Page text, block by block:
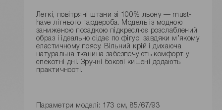
Легкі, повітряні штани зі 100% льону — must-
have літнього гардероба. Модель із модною
заниженою посадкою підкреслює розслаблений
образ і ідеально сідає по фігурі завдяки м’якому
еластичному поясу. Вільний крій і дихаюча
натуральна тканина забезпечують комфорт у
спекотні дні. Зручні бокові кишені додають
практичності.
Параметри моделі: 173 см, 85/67/93